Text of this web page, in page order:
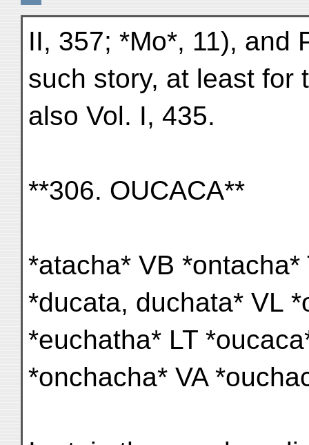
II, 357; *Mo*, 11), and
such story, at least for
also Vol. I, 435.
**306. OUCACA**
*atacha* VB *ontacha*
*ducata, duchata* VL
*euchatha* LT
*onchacha* VA